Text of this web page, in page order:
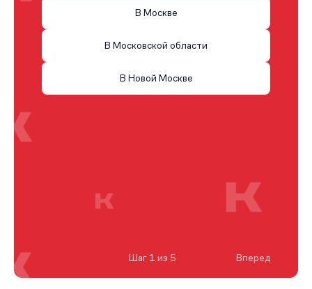
В Москве
В Московской области
В Новой Москве
Шаг 1 из 5 Вперед